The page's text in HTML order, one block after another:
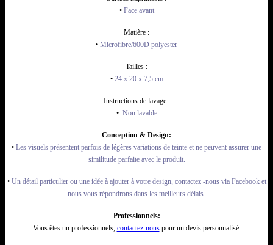
•Face avant
Matière :
• Microfibre/600D polyester
Tailles :
• 24 x 20 x 7,5 cm
Instructions de lavage :
• Non lavable
Conception & Design:
• Les visuels présentent parfois de légères variations de teinte et ne peuvent assurer une
similitude parfaite avec le produit.
• Un détail particulier ou une idée à ajouter à votre design, contactez -nous via Facebooket
nous vous répondrons dans les meilleurs délais.
Professionnels:
Vous êtes un professionnels, contactez-nouspour un devis personnalisé.